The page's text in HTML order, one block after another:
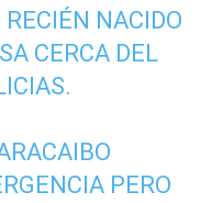
NACIDO
CERCA DEL
PERO